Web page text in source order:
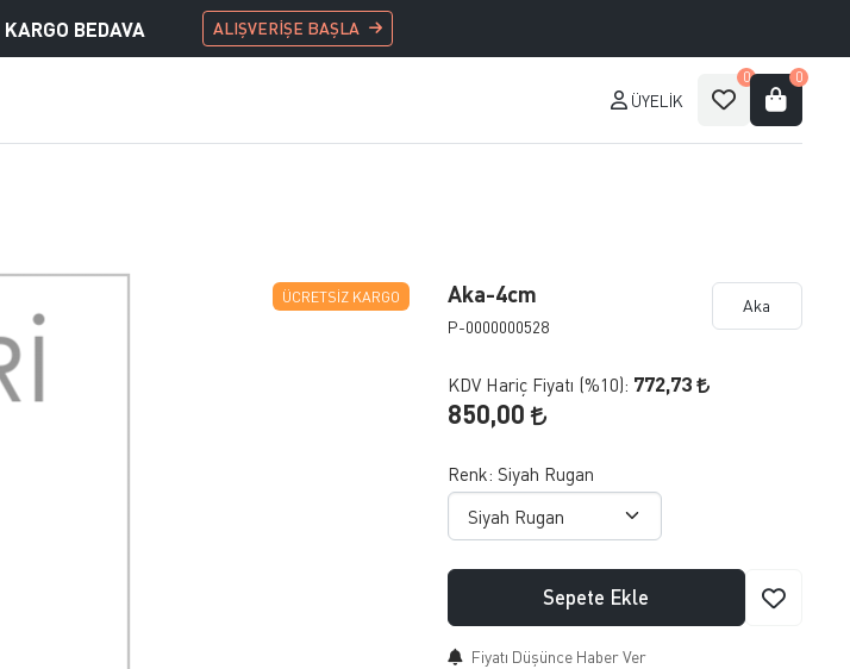
KARGO BEDAVA ALIŞVERİŞE BAŞLA
ÜYELIK
0 0
ÜCRETSIZ KARGO Aka-4cm
P-0000000528
Aka
KDV Hariç Fiyatı (%10): 772,73
850,00
Renk: Siyah Rugan
Sepete Ekle
Fiyatı Düşünce Haber Ver